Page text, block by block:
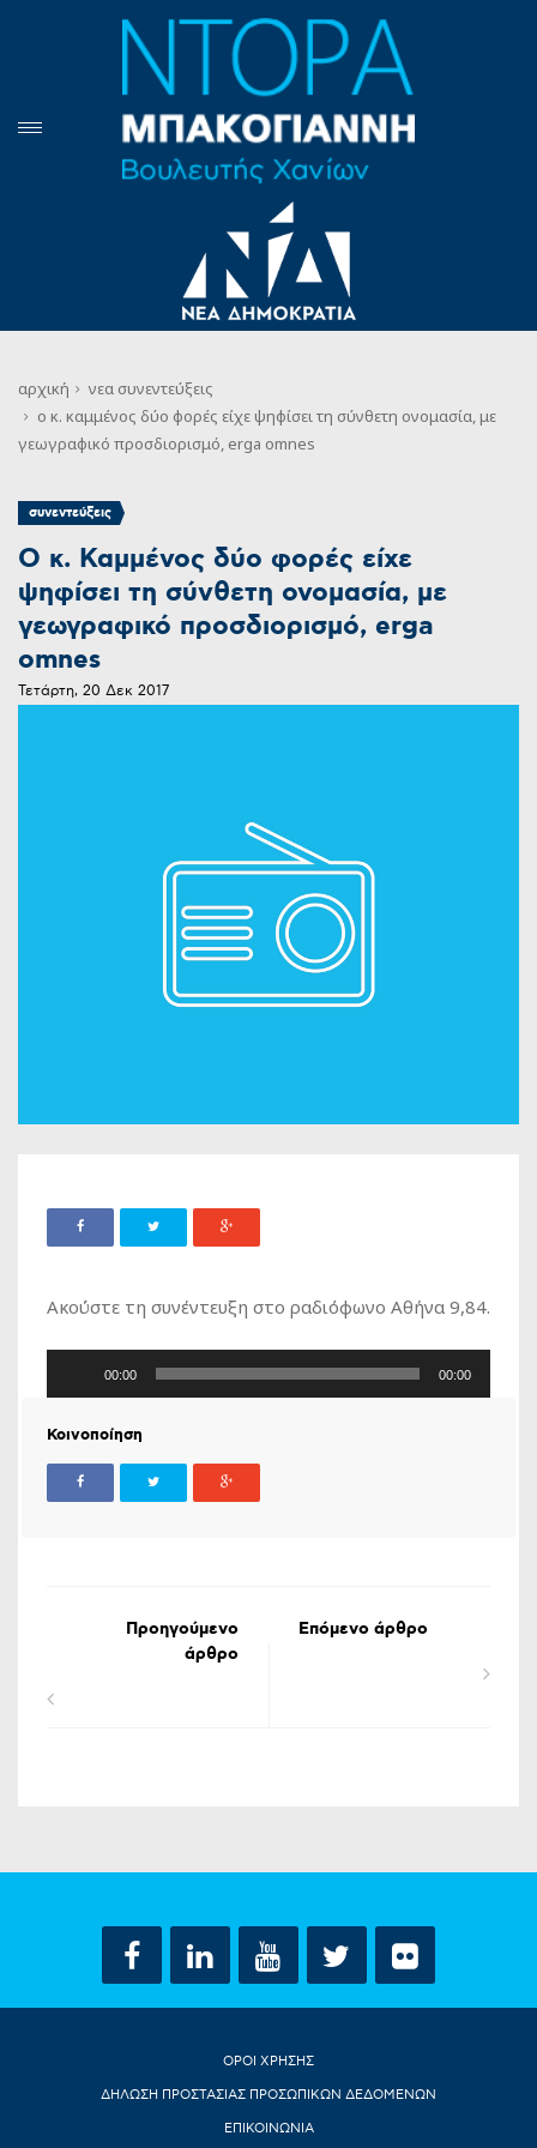
αρχική νεα συνεντεύξεις
ο κ. καμμένος δύο φορές είχε ψηφίσει τη σύνθετη ονομασία, με
γεωγραφικό προσδιορισμό, erga omnes
συνεντεύξεις
Ο κ. Καμμένος δύο φορές είχε
ψηφίσει τη σύνθετη ονομασία, με
γεωγραφικό προσδιορισμό, erga
omnes
Τετάρτη, 20 Δεκ 2017
Ακούστε τη συνέντευξη στο ραδιόφωνο Αθήνα 9,84.
00:00 00:00
Κοινοποίηση
Προηγούμενο
άρθρο
Επόμενο άρθρο
ΟΡΟΙ ΧΡΗΣΗΣ
ΔΗΛΩΣΗ ΠΡΟΣΤΑΣΙΑΣ ΠΡΟΣΩΠΙΚΩΝ ΔΕΔΟΜΕΝΩΝ
ΕΠΙΚΟΙΝΩΝΙΑ